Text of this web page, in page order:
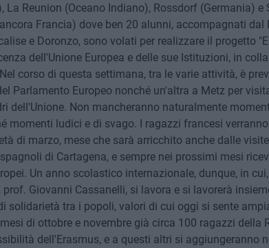
La Reunion (Oceano Indiano), Rossdorf (Germania) e
Francia) dove ben 20 alunni, accompagnati dal
e Doronzo, sono volati per realizzare il progetto
dell'Unione Europea e delle sue Istituzioni, in
corso di questa settimana, tra le varie attività, è
Parlamento Europeo nonché un'altra a Metz per
dell'Unione. Non mancheranno naturalmente
momenti ludici e di svago. I ragazzi francesi
di marzo, mese che sarà arricchito anche dalle
di Cartagena, e sempre nei prossimi mesi
Un anno scolastico internazionale, dunque, in
Giovanni Cassanelli, si lavora e si lavorerà
solidarietà tra i popoli, valori di cui oggi si sente
di ottobre e novembre già circa 100 ragazzi della
dell'Erasmus, e a questi altri si aggiungeranno